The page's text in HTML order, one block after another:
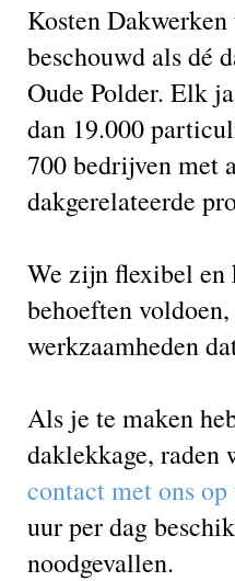
Kosten
beschouwd als dé
Oude Polder. Elk
dan 19.000
700 bedrijven met
dakgerelateerde
We zijn flexibel en
behoeften
werkzaamheden
Als je te maken
daklekkage, raden
contact met ons op
uur per dag
noodgevallen.